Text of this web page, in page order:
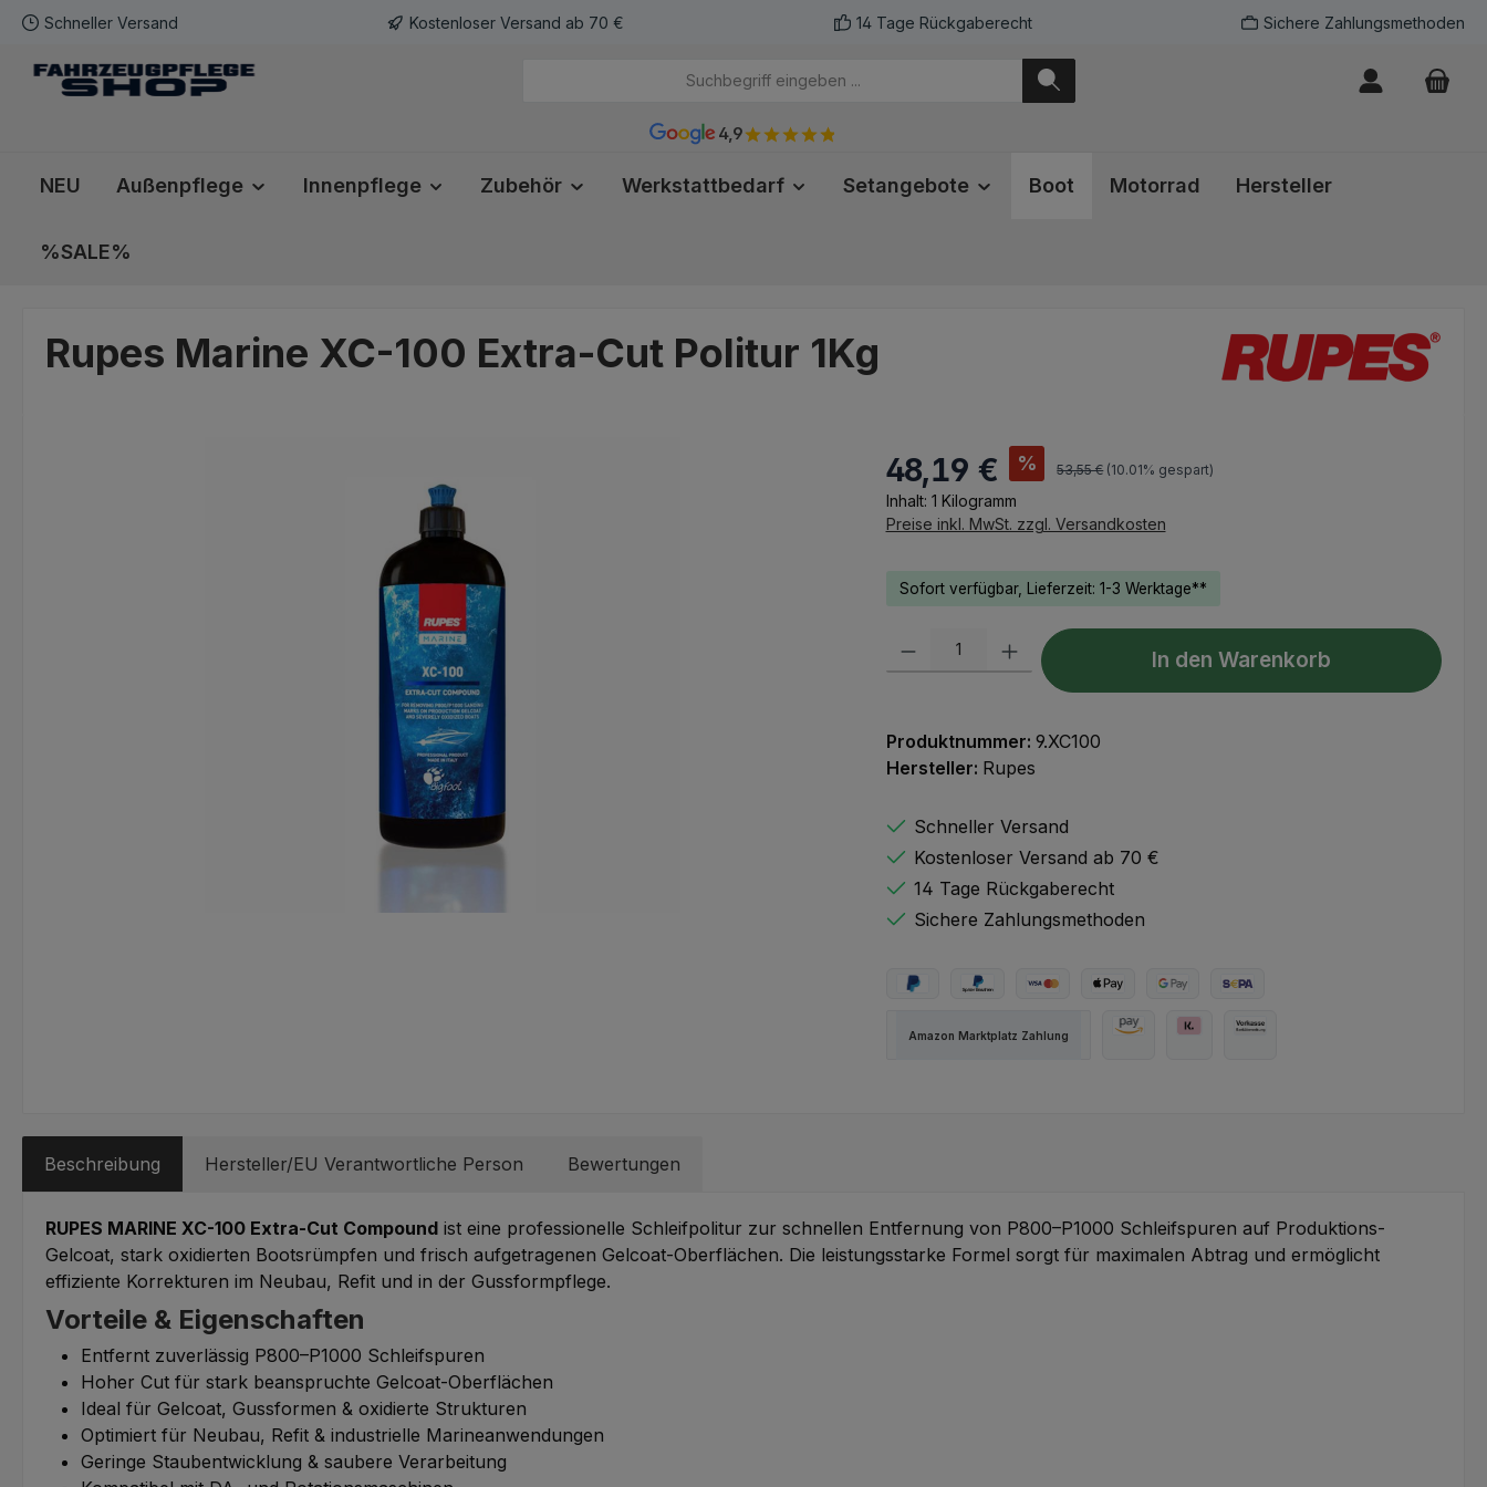
Hauptinhalt springen
Zur Suche springen
Zur Hauptnavigation springen
Schneller Versand Kostenloser Versand ab 70 € 14 Tage Rückgaberecht Sichere Zahlungsmethoden
4,9
NEU Außenpflege Innenpflege Zubehör Werkstattbedarf Setangebote Boot Motorrad Hersteller
%SALE%
Rupes Marine XC-100 Extra-Cut Politur 1Kg
48,19 € % Regulärer Preis:
53,55 € (10.01% gespart)
Inhalt: 1 Kilogramm
Preise inkl. MwSt. zzgl. Versandkosten
Sofort verfügbar, Lieferzeit: 1-3 Werktage**
Produkt Anzahl: Gib den gewünschten Wert ein oder benutze die Schaltflächen
In den Warenkorb
Produktnummer: 9.XC100
Hersteller: Rupes
Schneller Versand
Kostenloser Versand ab 70 €
14 Tage Rückgaberecht
Sichere Zahlungsmethoden
Amazon Marktplatz Zahlung
Beschreibung Hersteller/EU Verantwortliche Person Bewertungen
RUPES MARINE XC-100 Extra-Cut Compound ist eine professionelle Schleifpolitur zur schnellen Entfernung von P800–P1000 Schleifspuren auf Produktions-
Gelcoat, stark oxidierten Bootsrümpfen und frisch aufgetragenen Gelcoat-Oberflächen. Die leistungsstarke Formel sorgt für maximalen Abtrag und ermöglicht
effiziente Korrekturen im Neubau, Refit und in der Gussformpflege.
Vorteile & Eigenschaften
Entfernt zuverlässig P800–P1000 Schleifspuren
Hoher Cut für stark beanspruchte Gelcoat-Oberflächen
Ideal für Gelcoat, Gussformen & oxidierte Strukturen
Optimiert für Neubau, Refit & industrielle Marineanwendungen
Geringe Staubentwicklung & saubere Verarbeitung